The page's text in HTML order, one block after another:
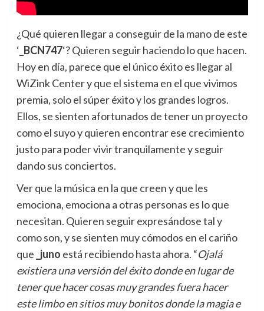
¿Qué quieren llegar a conseguir de la mano de este
‘ _BCN747‘? Quieren seguir haciendo lo que hacen.
Hoy en día, parece que el único éxito es llegar al
WiZink Center y que el sistema en el que vivimos
premia, solo el súper éxito y los grandes logros.
Ellos, se sienten afortunados de tener un proyecto
como el suyo y quieren encontrar ese crecimiento
justo para poder vivir tranquilamente y seguir
dando sus conciertos.
Ver que la música en la que creen y que les
emociona, emociona a otras personas es lo que
necesitan. Quieren seguir expresándose tal y
como son, y se sienten muy cómodos en el cariño
que _juno está recibiendo hasta ahora. “Ojalá
existiera una versión del éxito donde en lugar de
tener que hacer cosas muy grandes fuera hacer
este limbo en sitios muy bonitos donde la magia e